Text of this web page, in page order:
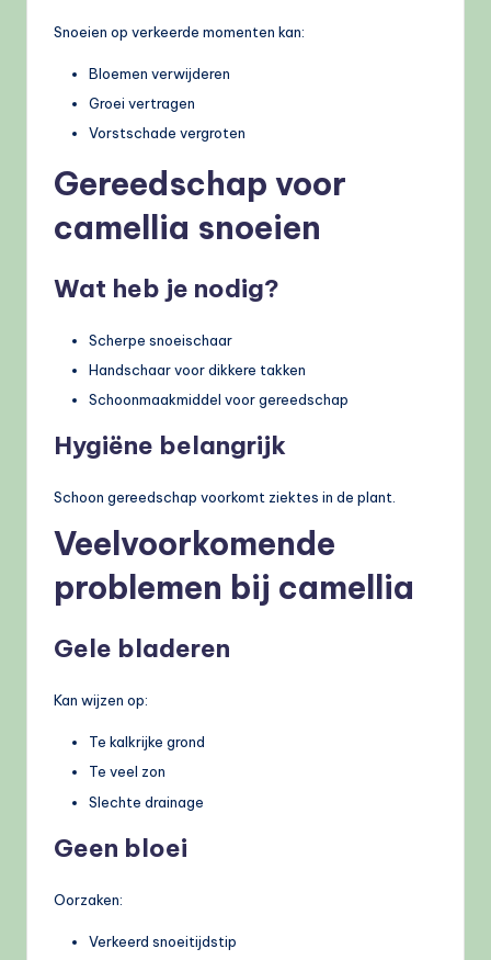
Snoeien op verkeerde momenten kan:
Bloemen verwijderen
Groei vertragen
Vorstschade vergroten
Gereedschap voor
camellia snoeien
Wat heb je nodig?
Scherpe snoeischaar
Handschaar voor dikkere takken
Schoonmaakmiddel voor gereedschap
Hygiëne belangrijk
Schoon gereedschap voorkomt ziektes in de plant.
Veelvoorkomende
problemen bij camellia
Gele bladeren
Kan wijzen op:
Te kalkrijke grond
Te veel zon
Slechte drainage
Geen bloei
Oorzaken:
Verkeerd snoeitijdstip